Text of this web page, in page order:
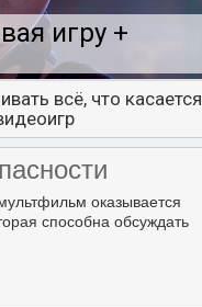
игру +
всё, что касается
оказывается
способна обсуждать